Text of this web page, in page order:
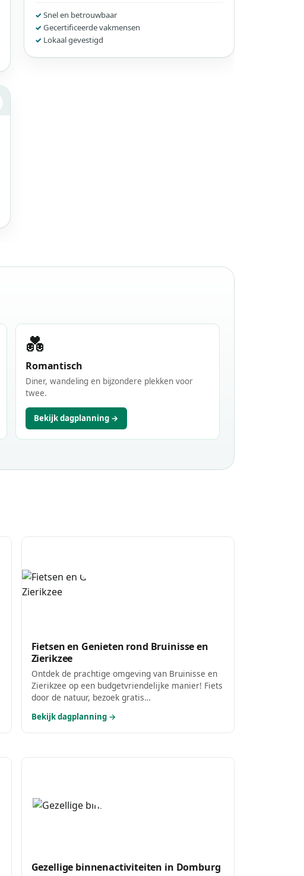
Snel en betrouwbaar
Gecertificeerde vakmensen
Lokaal gevestigd
💑
Romantisch
Diner, wandeling en bijzondere plekken voor
twee.
Bekijk dagplanning →
Fietsen en Genieten rond Bruinisse en
Zierikzee
Ontdek de prachtige omgeving van Bruinisse en
Zierikzee op een budgetvriendelijke manier! Fiets
door de natuur, bezoek gratis
betaalbare lunch. Een perfecte dag vol avontuur
Bekijk dagplanning →
Gezellige binnenactiviteiten in Domburg